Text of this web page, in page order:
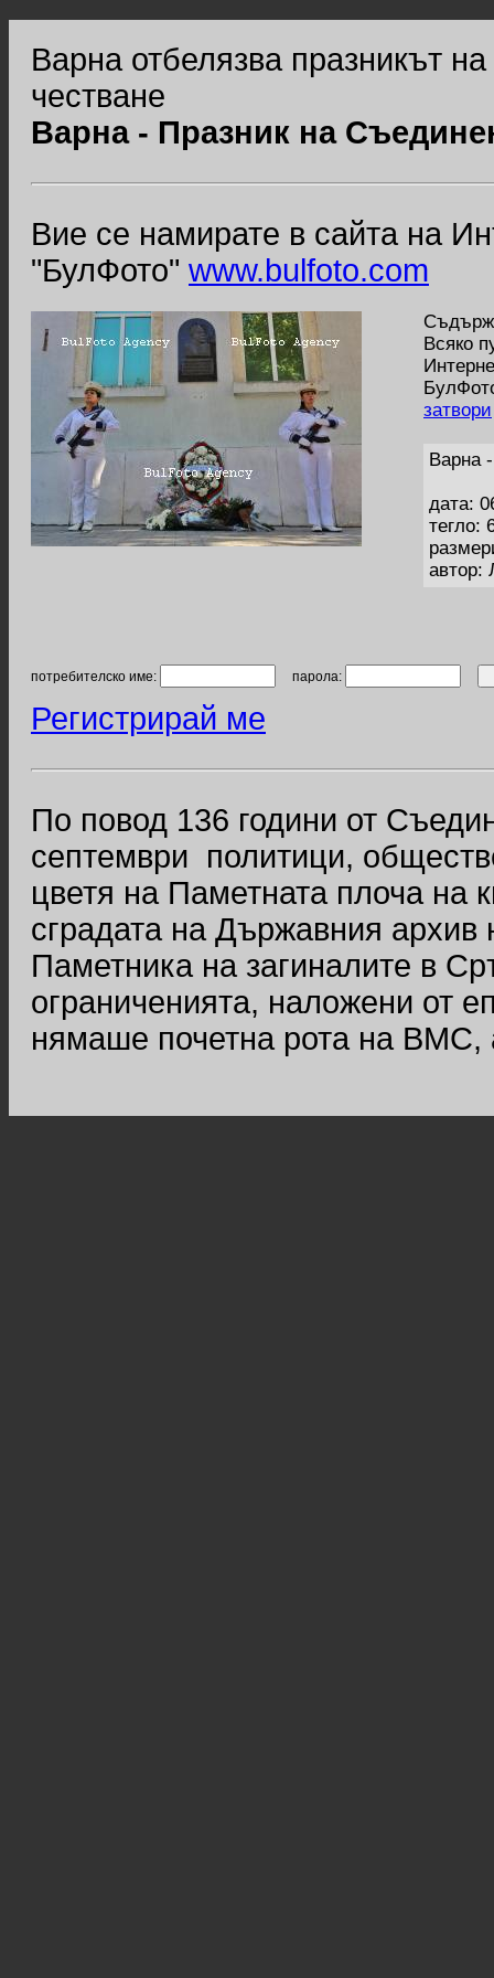
Варна отбелязва празникът
честване
Варна - Празник на
Вие се намирате в сайта на
"БулФото" www.bulfoto.com
Всяко
затвори
Варна
дата:
тегло:
автор:
потребителско име: парола:
Регистрирай ме
По повод 136 години от
септември политици,
цветя на Паметната плоча на
сградата на Държавния архив
Паметника на загиналите в
ограниченията, наложени от
нямаше почетна рота на ВМС,